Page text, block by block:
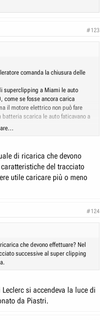
#123
comanda la chiusura delle
superclipping a Miami le auto
come se fosse ancora carica
il motore elettrico non può fare
scarica le auto faticavano a
auto assurde.
di ricarica che devono
del tracciato
utile caricare più o meno
#124
che devono effettuare? Nel
successive al super clipping
si accendeva la luce di
da Piastri.